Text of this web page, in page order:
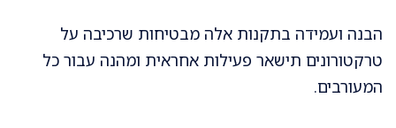
הבנה ועמידה בתקנות אלה מבטיחות שרכיבה על
טרקטורונים תישאר פעילות אחראית ומהנה עבור כל
המעורבים.